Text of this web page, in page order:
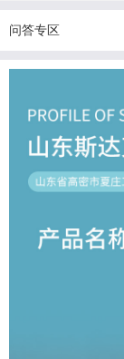
问答专区